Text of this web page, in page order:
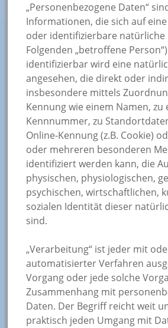
„Personenbezogene Daten“
Informationen, die sich auf
oder identifizierbare natürliche
Folgenden „betroffene
identifizierbar wird eine
angesehen, die direkt oder
insbesondere mittels
Kennung wie einem Namen, zu
Kennnummer, zu
Online-Kennung (z.B. Cookie)
oder mehreren besonderen
identifiziert werden kann, die
physischen, physiologischen,
psychischen, wirtschaftlichen,
sozialen Identität dieser
sind.
„Verarbeitung“ ist jeder mit
automatisierter Verfahren
Vorgang oder jede solche
Zusammenhang mit
Daten. Der Begriff reicht weit
praktisch jeden Umgang mit